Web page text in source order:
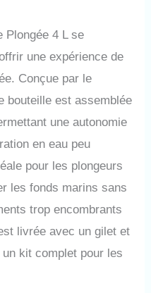
récréative, la chasse
etc. 2L double
de plongée fournit
230 respirations à 200
à une profondeur
pieds / 10 mètres).
de Plongée
CE/PED/DOT et
utilisé dans la
est en aluminium
et peint en
résistance à la
Le régulateur
une vanne
Plongée 4 L se
une expérience de
Conçue par le
bouteille est assemblée
une autonomie
en eau peu
pour les plongeurs
les fonds marins sans
trop encombrants
livrée avec un gilet et
kit complet pour les